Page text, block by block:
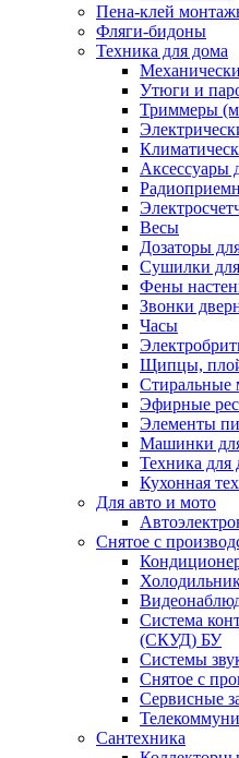
Пена-клей
Фляги-бидоны
Техника для дома
Утюги и
Триммеры
Аксессуары
Весы
Дозаторы
Сушилки
Фены
Звонки
Часы
Щипцы,
Эфирные
Элементы
Машинки
Техника для
Кухонная
Для авто и мото
Снятое с
Система
(СКУД) БУ
Системы
Снятое с
Сервисные
Сантехника